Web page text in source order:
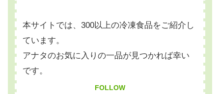
本サイトでは、300以上の冷凍食品をご紹介し
ています。
アナタのお気に入りの一品が見つかれば幸い
です。
FOLLOW